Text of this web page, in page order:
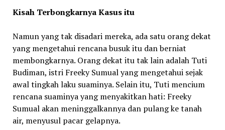
Kisah Terbongkarnya Kasus itu
Namun yang tak disadari mereka, ada satu orang dekat
yang mengetahui rencana busuk itu dan berniat
membongkarnya. Orang dekat itu tak lain adalah Tuti
Budiman, istri Freeky Sumual yang mengetahui sejak
awal tingkah laku suaminya. Selain itu, Tuti mencium
rencana suaminya yang menyakitkan hati: Freeky
Sumual akan meninggalkannya dan pulang ke tanah
air, menyusul pacar gelapnya.